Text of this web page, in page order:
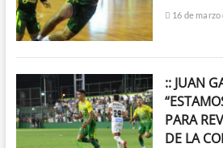
16 de marzo
:: JUAN
PARA
DE LA